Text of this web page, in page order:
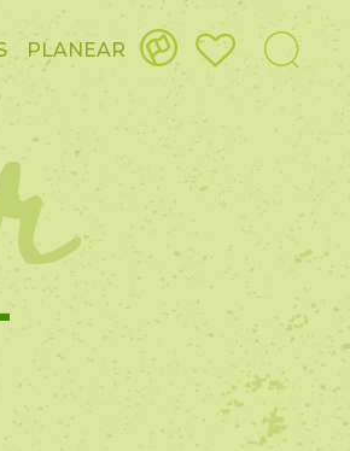
PLANEAR